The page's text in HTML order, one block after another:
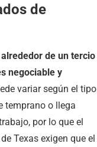
de
de un tercio
negociable y
variar según el tipo
temprano o llega
por lo que el
Texas exigen que el